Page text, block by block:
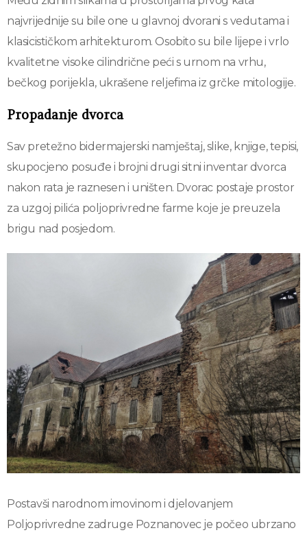
najvrijednije su bile one u glavnoj dvorani s vedutama i
klasicističkom arhitekturom. Osobito su bile lijepe i vrlo
kvalitetne visoke cilindrične peći s urnom na vrhu,
bečkog porijekla, ukrašene reljefima iz grčke mitologije.
Propadanje dvorca
Sav pretežno bidermajerski namještaj, slike, knjige, tepisi,
skupocjeno posuđe i brojni drugi sitni inventar dvorca
nakon rata je raznesen i uništen. Dvorac postaje prostor
za uzgoj pilića poljoprivredne farme koje je preuzela
brigu nad posjedom.
Postavši narodnom imovinom i djelovanjem
Poljoprivredne zadruge Poznanovec je počeo ubrzano